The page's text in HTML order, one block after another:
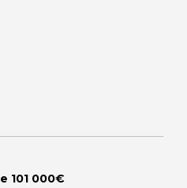
101 000€